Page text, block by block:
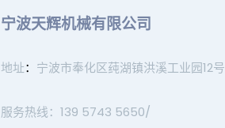
宁波天辉机械有限公司
地址： 宁波市奉化区莼湖镇洪溪工业园12号
服务热线：139 5743 5650/